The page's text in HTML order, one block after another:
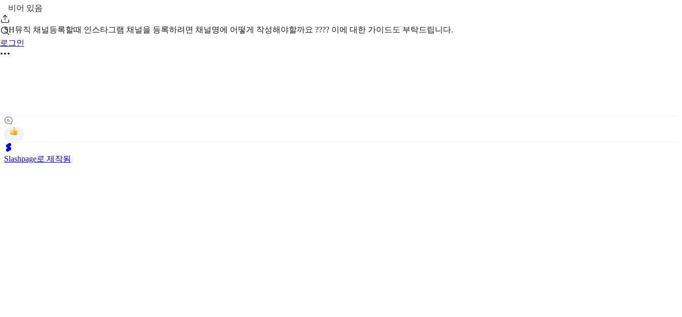
로그인
비어 있음
SH뮤직 채널등록할때 인스타그램 채널을 등록하려면 채널명에 어떻게 작성해야할까요 ???? 이에 대한 가이드도 부탁드립니다.
Slashpage로 제작됨